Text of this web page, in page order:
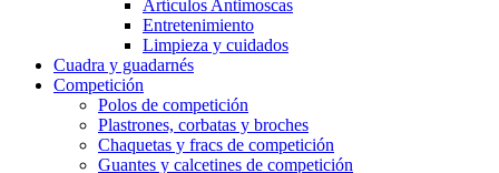
Artículos Antimoscas
Entretenimiento
Limpieza y cuidados
Cuadra y guadarnés
Competición
Polos de competición
Plastrones, corbatas y broches
Chaquetas y fracs de competición
Guantes y calcetines de competición